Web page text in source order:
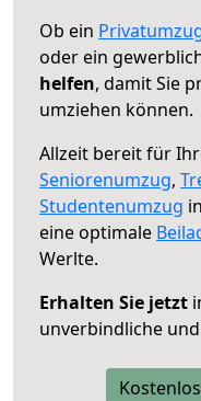
Ob ein
oder ein
helfen, damit Sie
umziehen können.
Allzeit bereit für
Seniorenumzug,
Studentenumzug
eine optimale
Werlte.
Erhalten Sie jetzt
unverbindliche